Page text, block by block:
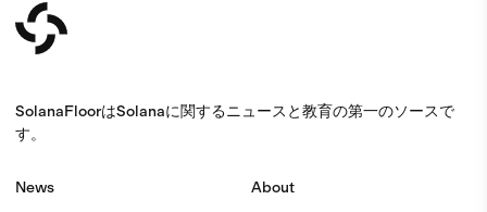
SolanaFloorはSolanaに関するニュースと教育の第一のソースで
す。
News About